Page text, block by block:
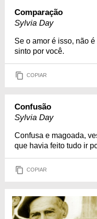
Comparação
Sylvia Day
Se o amor é isso, não
sinto por você.
COPIAR
Confusão
Sylvia Day
Confusa e magoada,
que havia feito tudo ir
COPIAR